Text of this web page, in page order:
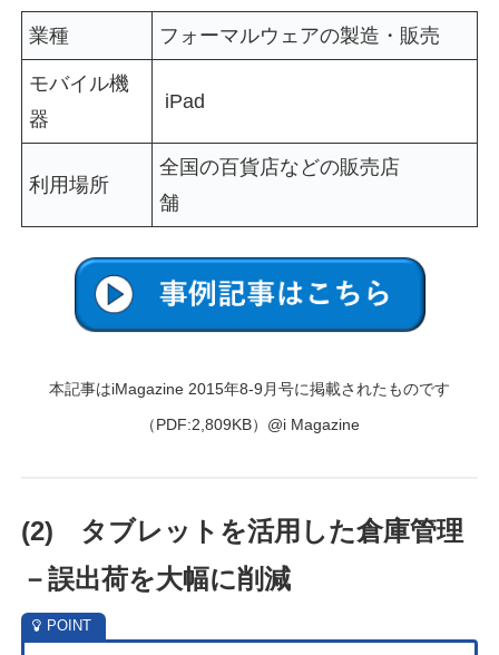
業種 フォーマルウェアの製造・販売
モバイル機
器
iPad
利用場所
全国の百貨店などの販売店
舗
本記事はiMagazine 2015年8-9月号に掲載されたものです
（PDF:2,809KB）@i Magazine
(2) タブレットを活用した倉庫管理
－誤出荷を大幅に削減